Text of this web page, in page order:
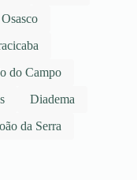
Osasco
do Campo
Diadema
da Serra